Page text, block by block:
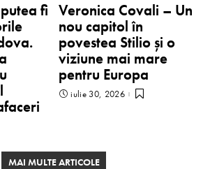
fi
Veronica Covali – Un
nou capitol în
povestea Stilio și o
viziune mai mare
pentru Europa
iulie 30, 2026
MAI MULTE ARTICOLE